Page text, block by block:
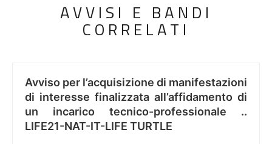
AVVISI E BANDI
CORRELATI
Avviso per l’acquisizione di manifestazioni
di interesse finalizzata all’affidamento di
un incarico tecnico-professionale ..
LIFE21-NAT-IT-LIFE TURTLE